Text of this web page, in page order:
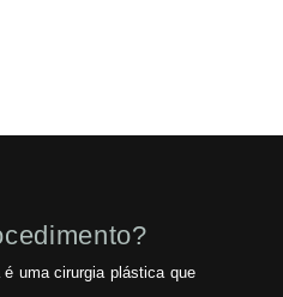
uma cirurgia plástica que